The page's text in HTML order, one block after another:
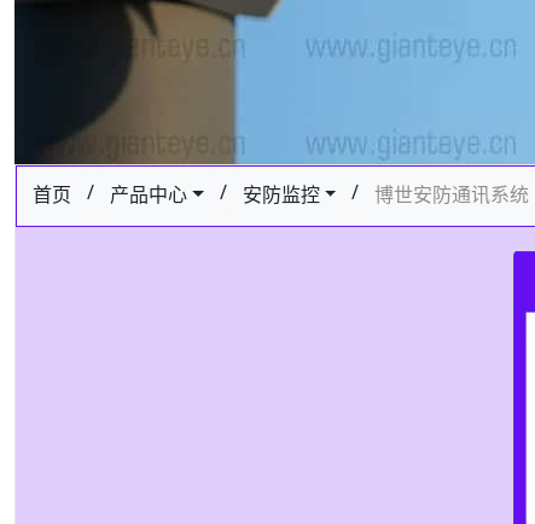
首页 / 产品中心 / 安防监控 / 博世安防通讯系统